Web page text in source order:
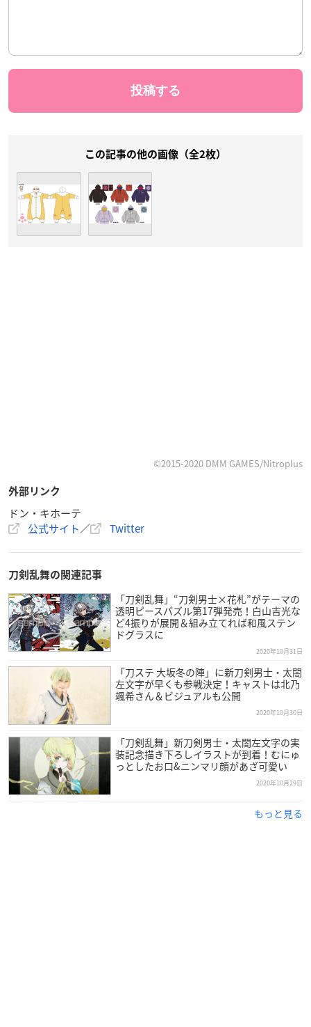
この記事の他の画像（全2枚）
©2015-2020 DMM GAMES/Nitroplus
外部リンク
ドン・キホーテ
公式サイト／ Twitter
刀剣乱舞の関連記事
「刀剣乱舞」“刀剣男士×花札”がテーマの
透明ピースパズル第17弾発売！白山吉光な
ど4振りが展開＆組み立てれば和風ステン
ドグラスに
2020年10月31日
「刀ステ 大坂冬の陣」に新刀剣男士・太閤
左文字が早くも参戦決定！キャストは北乃
颯希さん＆ビジュアルも公開
2020年10月30日
「刀剣乱舞」新刀剣男士・太閤左文字の実
装記念描き下ろしイラストが到着！むにゅ
っとしたお口&ニンマリ顔があざ可愛い
2020年10月29日
もっと見る